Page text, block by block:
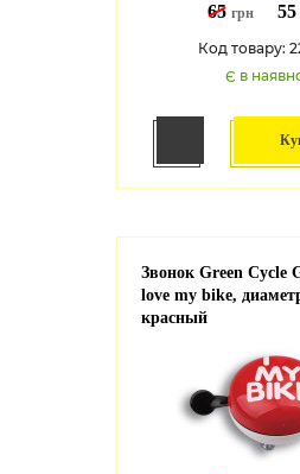
65 грн 55
Код товару:
Є в
Звонок Green Cycle
love my bike,
красный